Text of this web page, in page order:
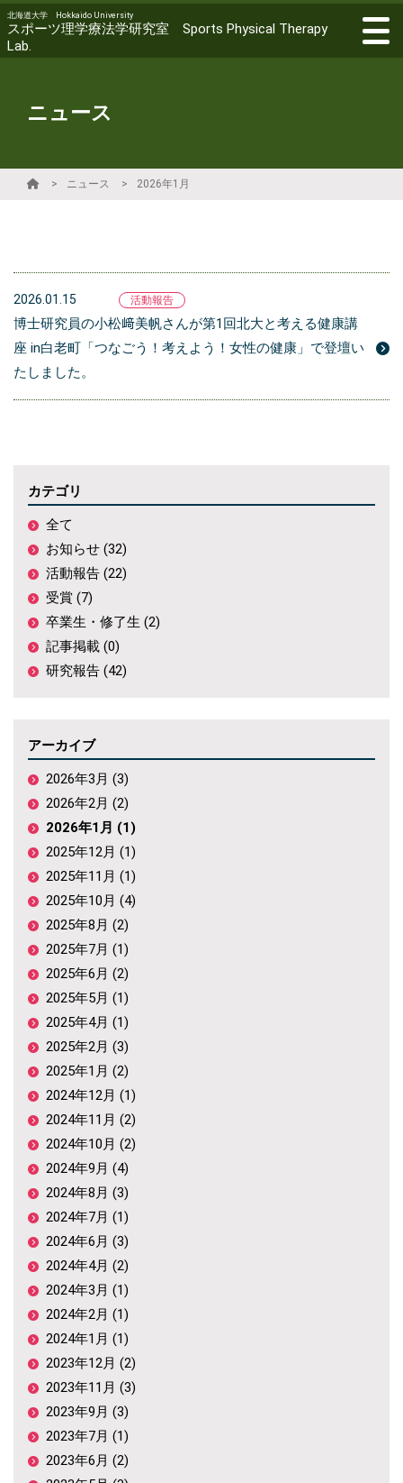
北海道大学 Hokkaido University
スポーツ理学療法学研究室 Sports Physical Therapy
Lab.
ニュース
ニュース 2026年1月
2026.01.15 活動報告
博士研究員の小松﨑美帆さんが第1回北大と考える健康講
座 in白老町「つなごう！考えよう！女性の健康」で登壇い
たしました。
カテゴリ
全て
お知らせ (32)
活動報告 (22)
受賞 (7)
卒業生・修了生 (2)
記事掲載 (0)
研究報告 (42)
アーカイブ
2026年3月 (3)
2026年2月 (2)
2026年1月 (1)
2025年12月 (1)
2025年11月 (1)
2025年10月 (4)
2025年8月 (2)
2025年7月 (1)
2025年6月 (2)
2025年5月 (1)
2025年4月 (1)
2025年2月 (3)
2025年1月 (2)
2024年12月 (1)
2024年11月 (2)
2024年10月 (2)
2024年9月 (4)
2024年8月 (3)
2024年7月 (1)
2024年6月 (3)
2024年4月 (2)
2024年3月 (1)
2024年2月 (1)
2024年1月 (1)
2023年12月 (2)
2023年11月 (3)
2023年9月 (3)
2023年7月 (1)
2023年6月 (2)